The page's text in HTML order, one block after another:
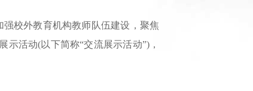
校外教育机构教师队伍建设，聚焦
活动(以下简称“交流展示活动”)，